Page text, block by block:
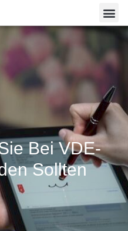
Bei VDE-
Sollten